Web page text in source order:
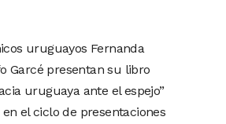
uruguayos Fernanda
Garcé presentan su libro
uruguaya ante el espejo”
en el ciclo de presentaciones